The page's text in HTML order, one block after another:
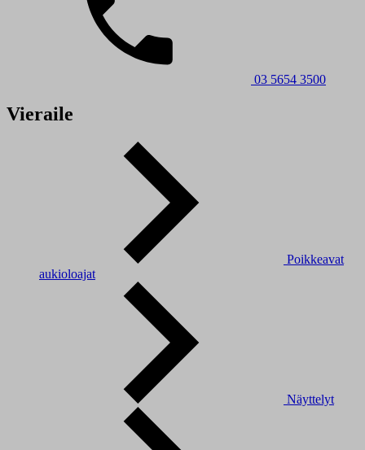
03 5654 3500
Vieraile
Poikkeavat
aukioloajat
Näyttelyt